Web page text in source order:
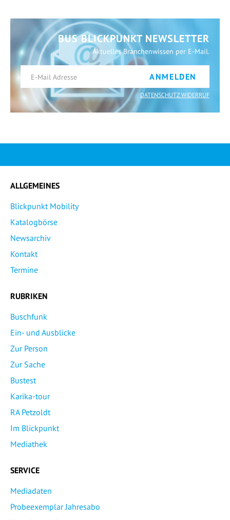
BUS BLICKPUNKT NEWSLETTER
Aktuelles Branchenwissen per E-Mail.
ANMELDEN
DATENSCHUTZ WIDERRUF
ALLGEMEINES
Blickpunkt Mobility
Katalogbörse
Newsarchiv
Kontakt
Termine
RUBRIKEN
Buschfunk
Ein- und Ausblicke
Zur Person
Zur Sache
Bustest
Karika-tour
RA Petzoldt
Im Blickpunkt
Mediathek
SERVICE
Mediadaten
Probeexemplar Jahresabo